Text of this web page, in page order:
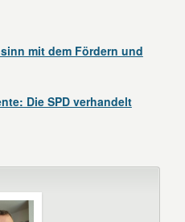
mit dem Fördern und
Die SPD verhandelt